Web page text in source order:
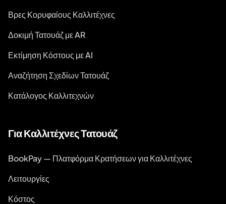
Βρες Κορυφαίους Καλλιτέχνες
Δοκιμή Τατουάζ με AR
Εκτίμηση Κόστους με AI
Αναζήτηση Σχεδίων Τατουάζ
Κατάλογος Καλλιτεχνών
Για Καλλιτέχνες Τατουάζ
BookPay — Πλατφόρμα Κρατήσεων για Καλλιτέχνες
Λειτουργίες
Κόστος